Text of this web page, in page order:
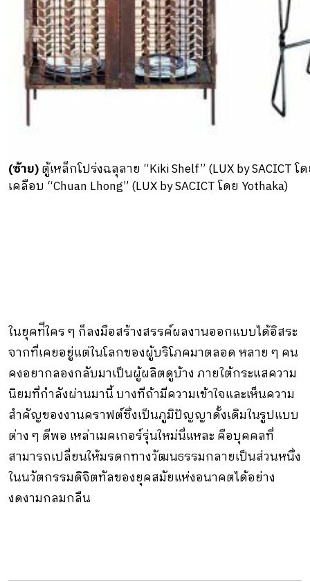
(ซ้าย)ตู้เหล็กโปร่งฉลุลาย “Kiki Shelf” (LUX by SACICT โ
เคลือบ “Chuan Lhong” (LUX by SACICT โดย Yothaka)
ในยุคท่ีใคร ๆ ก็ลงมือสร้างสรรค์ผลงานออกแบบได้อิสระ
จากที่เคยอยู่แต่ในโลกของผู้บริโภคมาตลอด หลาย ๆ คน
คงอยากลองกลับมาเป็นผู้ผลิตดูบ้าง ภายใต้กระแสความ
นิยมที่กําลังผ่านมานี้ บางทีถ้ามีความเข้าใจและเห็นความ
สําคัญของงานคราฟต์ซึ่งเป็นภูมิปัญญาดั้งเดิมในรูปแบบ
ต่าง ๆ ดีพอ เหล่าเมคเกอร์รุ่นใหม่นี่แหละ คือบุคคลที่
สามารถเปลี่ยนให้มรดกทางวัฒนธรรมกลายเป็นส่วนหนึ่ง
ในนวัตกรรมดิจิตทัลของยุคสมัยแห่งอนาคตได้อย่าง
งดงามกลมกลืน